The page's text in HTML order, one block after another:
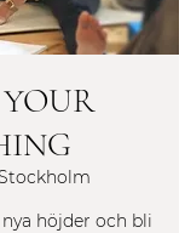
höjder och bli